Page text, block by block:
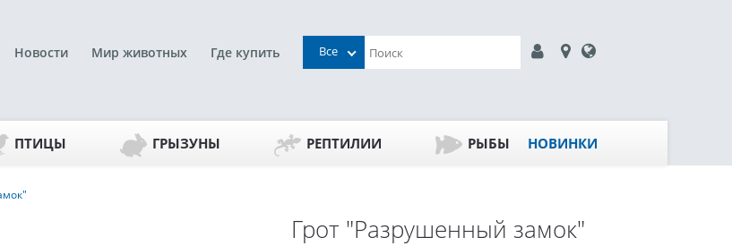
Новости Мир животных Где купить Все
ПТИЦЫ ГРЫЗУНЫ РЕПТИЛИИ РЫБЫ НОВИНКИ
Грот "Разрушенный замок"